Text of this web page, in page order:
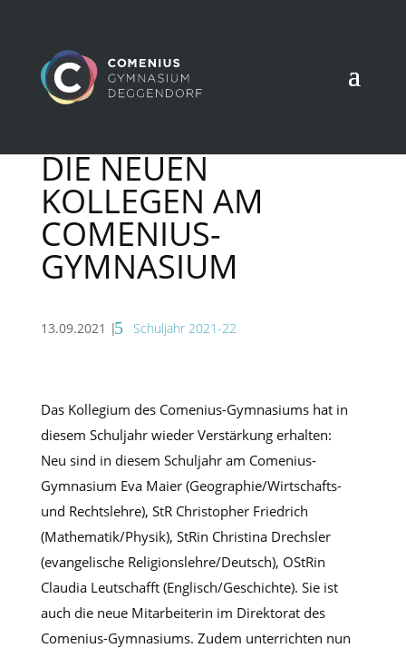
DIE NEUEN
KOLLEGEN AM
COMENIUS-
GYMNASIUM
13.09.2021 | Schuljahr 2021-22
Das Kollegium des Comenius-Gymnasiums hat in
diesem Schuljahr wieder Verstärkung erhalten:
Neu sind in diesem Schuljahr am Comenius-
Gymnasium Eva Maier (Geographie/Wirtschafts-
und Rechtslehre), StR Christopher Friedrich
(Mathematik/Physik), StRin Christina Drechsler
(evangelische Religionslehre/Deutsch), OStRin
Claudia Leutschafft (Englisch/Geschichte). Sie ist
auch die neue Mitarbeiterin im Direktorat des
Comenius-Gymnasiums. Zudem unterrichten nun